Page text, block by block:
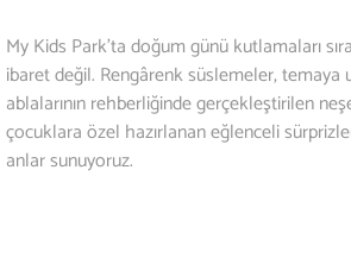
My Kids Park’ta doğum günü kutlamaları
ibaret değil. Rengârenk süslemeler, temaya
ablalarının rehberliğinde gerçekleştirilen
çocuklara özel hazırlanan eğlenceli
anlar sunuyoruz.